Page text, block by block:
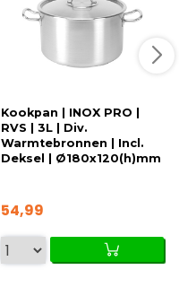
Kookpan | INOX PRO |
RVS | 3L | Div.
Warmtebronnen | Incl.
Deksel | Ø180x120(h)mm
54,99